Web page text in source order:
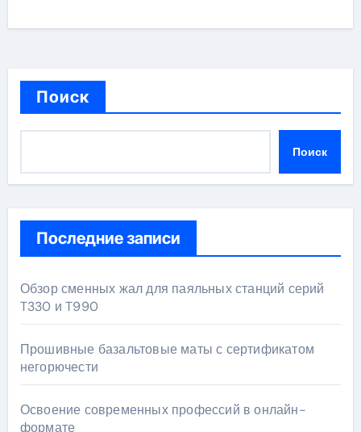
Поиск
Поиск
Последние записи
Обзор сменных жал для паяльных станций серий
T330 и T990
Прошивные базальтовые маты с сертификатом
негорючести
Освоение современных профессий в онлайн-
формате